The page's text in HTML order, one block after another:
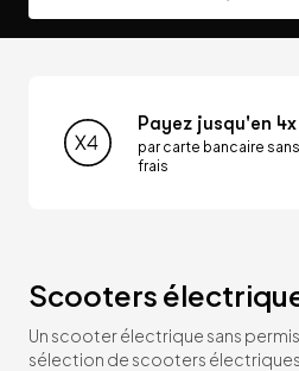
Payez jusqu'en 4x
par carte bancaire sans
frais
Scooters
Un scooter électrique sans
sélection de scooters